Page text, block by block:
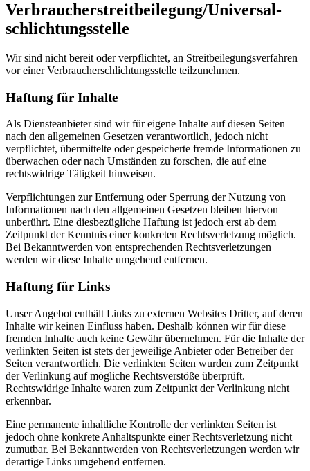
Verbraucher­streit­beilegung/Universal­
schlichtungs­stelle
Wir sind nicht bereit oder verpflichtet, an Streitbeilegungsverfahren
vor einer Verbraucherschlichtungsstelle teilzunehmen.
Haftung für Inhalte
Als Diensteanbieter sind wir für eigene Inhalte auf diesen Seiten
nach den allgemeinen Gesetzen verantwortlich, jedoch nicht
verpflichtet, übermittelte oder gespeicherte fremde Informationen zu
überwachen oder nach Umständen zu forschen, die auf eine
rechtswidrige Tätigkeit hinweisen.
Verpflichtungen zur Entfernung oder Sperrung der Nutzung von
Informationen nach den allgemeinen Gesetzen bleiben hiervon
unberührt. Eine diesbezügliche Haftung ist jedoch erst ab dem
Zeitpunkt der Kenntnis einer konkreten Rechtsverletzung möglich.
Bei Bekanntwerden von entsprechenden Rechtsverletzungen
werden wir diese Inhalte umgehend entfernen.
Haftung für Links
Unser Angebot enthält Links zu externen Websites Dritter, auf deren
Inhalte wir keinen Einfluss haben. Deshalb können wir für diese
fremden Inhalte auch keine Gewähr übernehmen. Für die Inhalte der
verlinkten Seiten ist stets der jeweilige Anbieter oder Betreiber der
Seiten verantwortlich. Die verlinkten Seiten wurden zum Zeitpunkt
der Verlinkung auf mögliche Rechtsverstöße überprüft.
Rechtswidrige Inhalte waren zum Zeitpunkt der Verlinkung nicht
erkennbar.
Eine permanente inhaltliche Kontrolle der verlinkten Seiten ist
jedoch ohne konkrete Anhaltspunkte einer Rechtsverletzung nicht
zumutbar. Bei Bekanntwerden von Rechtsverletzungen werden wir
derartige Links umgehend entfernen.